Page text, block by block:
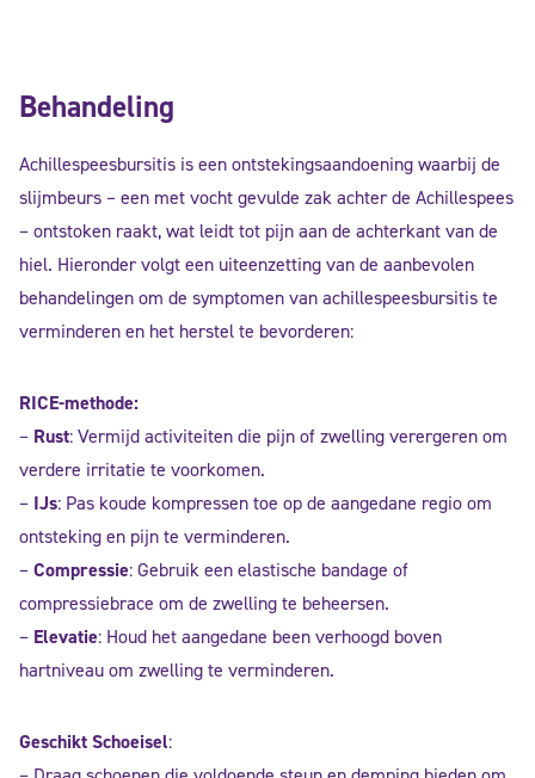
Behandeling
Achillespeesbursitis is een ontstekingsaandoening waarbij de
slijmbeurs – een met vocht gevulde zak achter de Achillespees
– ontstoken raakt, wat leidt tot pijn aan de achterkant van de
hiel. Hieronder volgt een uiteenzetting van de aanbevolen
behandelingen om de symptomen van achillespeesbursitis te
verminderen en het herstel te bevorderen:
RICE-methode:
– Rust: Vermijd activiteiten die pijn of zwelling verergeren om
verdere irritatie te voorkomen.
– IJs: Pas koude kompressen toe op de aangedane regio om
ontsteking en pijn te verminderen.
–Compressie: Gebruik een elastische bandage of
compressiebrace om de zwelling te beheersen.
– Elevatie: Houd het aangedane been verhoogd boven
hartniveau om zwelling te verminderen.
Geschikt Schoeisel: